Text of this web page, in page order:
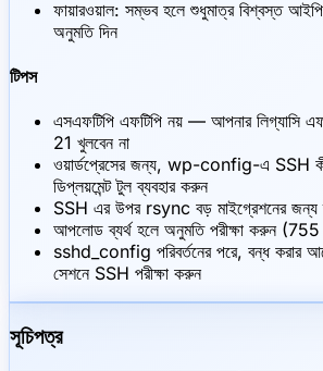
ফায়ারওয়াল: সম্ভব হলে শুধুমাত্র বিশ্বস্ত
অনুমতি দিন
টিপস
এসএফটিপি এফটিপি নয় — আপনার লিগ্যাসি
21 খুলবেন না
ওয়ার্ডপ্রেসের জন্য, wp-config-এ SSH
ডিপ্লয়মেন্ট টুল ব্যবহার করুন
SSH এর উপর rsync বড় মাইগ্রেশনের
আপলোড ব্যর্থ হলে অনুমতি পরীক্ষা করুন
sshd_config পরিবর্তনের পরে, বন্ধ করার
সেশনে SSH পরীক্ষা করুন
সূচিপত্র